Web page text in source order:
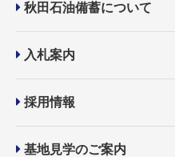
秋田石油備蓄について
入札案内
採用情報
基地見学のご案内